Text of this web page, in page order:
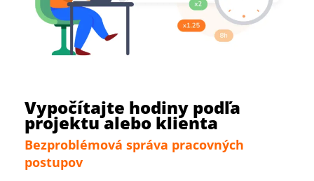
Vypočítajte hodiny podľa
projektu alebo klienta
Bezproblémová správa pracovných
postupov